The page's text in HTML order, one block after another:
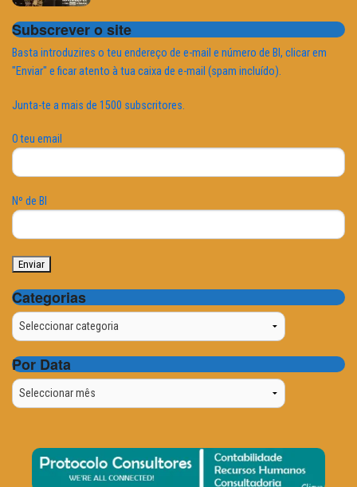
Subscrever o site
Basta introduzires o teu endereço de e-mail e número de BI, clicar em
"Enviar" e ficar atento à tua caixa de e-mail (spam incluído).
Junta-te a mais de 1500 subscritores.
O teu email
Nº de BI
Categorias
Categorias
Por Data
Por
Data